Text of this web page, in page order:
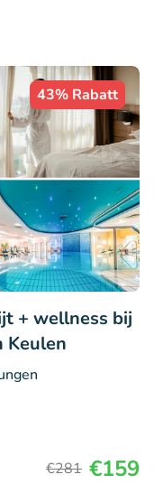
43% Rabatt
+ wellness bij
Keulen
€281 €159